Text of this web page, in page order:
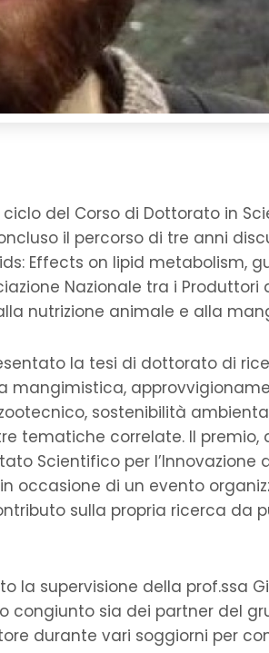
del Corso di Dottorato in
il percorso di tre anni
Effects on lipid metabolism,
Nazionale tra i
nutrizione animale e alla
la tesi di dottorato di
mangimistica,
sostenibilità
tematiche correlate. Il premio,
Scientifico per l’Innovazione
occasione di un evento
sulla propria ricerca da
la supervisione della prof.ssa
sia dei partner del
durante vari soggiorni per